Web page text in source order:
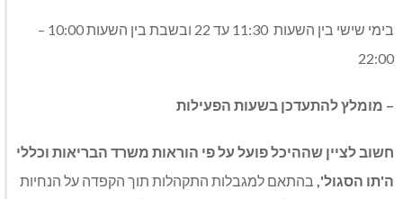
בימי שישי בין השעות 11:30 עד 22 ובשבת בין השעות 10:00 –
22:00
– מומלץ להתעדכן בשעות הפעילות
חשוב לציין שההיכל פועל על פי הוראות משרד הבריאות וכללי
ה'תו הסגול', בהתאם למגבלות התקהלות תוך הקפדה על הנחיות